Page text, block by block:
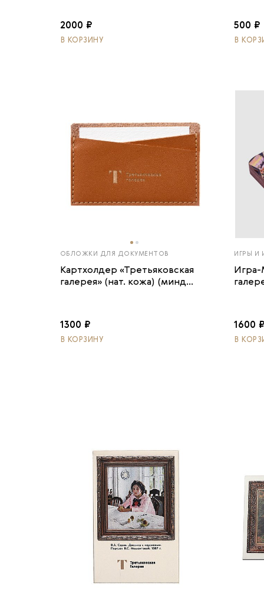
2000 ₽
В КОРЗИНУ
500 ₽
В
ОБЛОЖКИ ДЛЯ ДОКУМЕНТОВ
Картхолдер «Третьяковская
галерея» (нат. кожа) (минд...
1300 ₽
В КОРЗИНУ
ИГРЫ И
1600
В